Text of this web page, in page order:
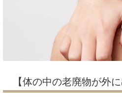
【体の中の老廃物が外に